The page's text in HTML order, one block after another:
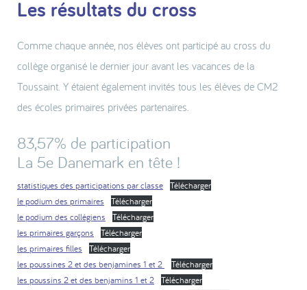
Les résultats du cross
Comme chaque année, nos élèves ont participé au cross du
collège organisé le dernier jour avant les vacances de la
Toussaint. Y étaient également invités tous les élèves de CM2
des écoles primaires privées partenaires.
83,57% de participation
La 5e Danemark en tête !
statistiques des participations par classe
Télécharger
le podium des primaires
Télécharger
le podium des collégiens
Télécharger
les primaires garçons
Télécharger
les primaires filles
Télécharger
les poussines 2 et des benjamines 1 et 2
Télécharger
les poussins 2 et des benjamins 1 et 2
Télécharger